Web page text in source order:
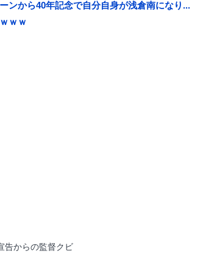
ンから40年記念で自分自身が浅倉南になり...
ｗｗ
告からの監督クビ